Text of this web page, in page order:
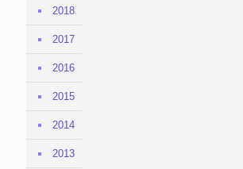
2018
2017
2016
2015
2014
2013